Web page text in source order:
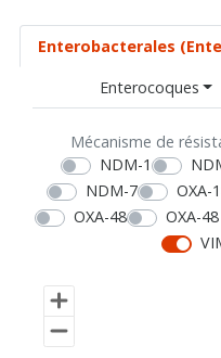
Enterobacterales
Enterocoques
Mécanisme de
NDM-1
NDM-7
OXA-
OXA-48
OXA-